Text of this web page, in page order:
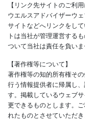
【リンク先サイトのご利用
ウエルスアドバイザーウ
サイトなどへリンクをし
トは当社が管理運営する
ついて当社は責任を負いま
【著作権等について】
著作権等の知的所有権そ
行う情報提供者に帰属し
す。掲載しているウェブ
更できるものとします。
れたものとさせていただき